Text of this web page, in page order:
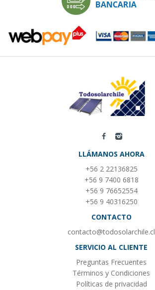
LLÁMANOS AHORA
+56 2 22136825
+56 9 7400 6818
+56 9 76652554
+56 9 40316250
CONTACTO
contacto@todosolarchile.cl
SERVICIO AL CLIENTE
Preguntas Frecuentes
Términos y Condiciones
Políticas de privacidad